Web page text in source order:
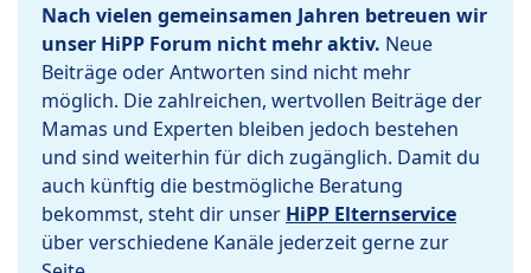
Nach vielen gemeinsamen Jahren betreuen wir
unser HiPP Forum nicht mehr aktiv. Neue
Beiträge oder Antworten sind nicht mehr
möglich. Die zahlreichen, wertvollen Beiträge der
Mamas und Experten bleiben jedoch bestehen
und sind weiterhin für dich zugänglich. Damit du
auch künftig die bestmögliche Beratung
bekommst, steht dir unser HiPP Elternservice
über verschiedene Kanäle jederzeit gerne zur